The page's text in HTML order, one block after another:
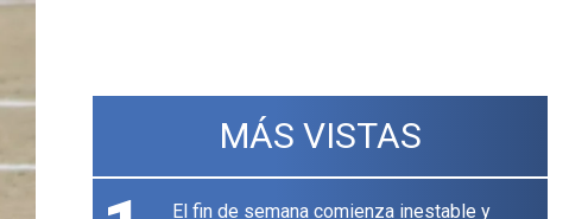
MÁS VISTAS
El fin de semana comienza inestable y